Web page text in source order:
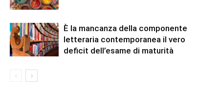
È la mancanza della componente
letteraria contemporanea il vero
deficit dell’esame di maturità